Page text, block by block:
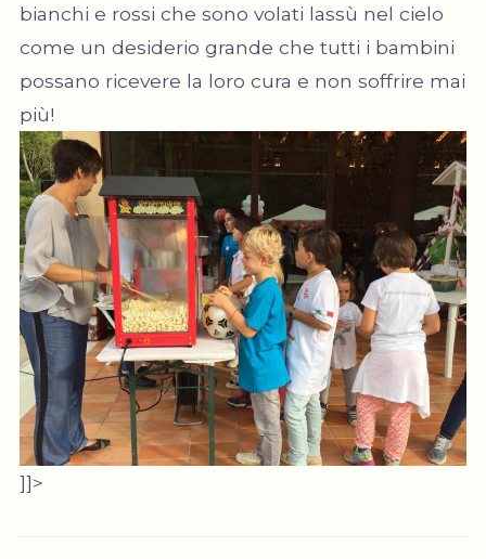
bianchi e rossi che sono volati lassù nel cielo
come un desiderio grande che tutti i bambini
possano ricevere la loro cura e non soffrire mai
più!
]]>